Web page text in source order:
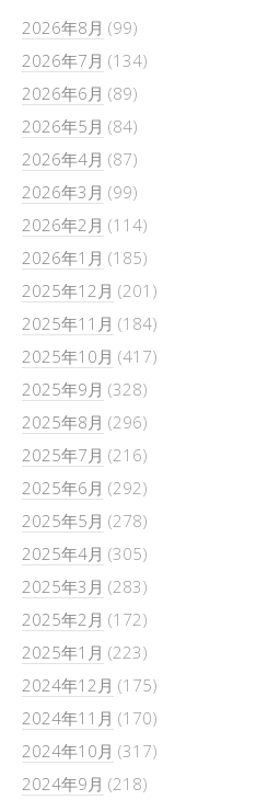
2026年8月 (99)
2026年7月 (134)
2026年6月 (89)
2026年5月 (84)
2026年4月 (87)
2026年3月 (99)
2026年2月 (114)
2026年1月 (185)
2025年12月 (201)
2025年11月 (184)
2025年10月 (417)
2025年9月 (328)
2025年8月 (296)
2025年7月 (216)
2025年6月 (292)
2025年5月 (278)
2025年4月 (305)
2025年3月 (283)
2025年2月 (172)
2025年1月 (223)
2024年12月 (175)
2024年11月 (170)
2024年10月 (317)
2024年9月 (218)